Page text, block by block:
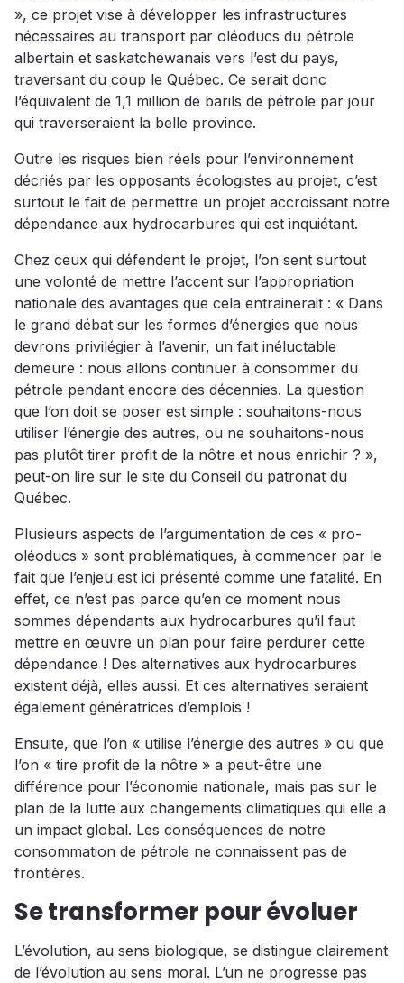
», ce projet vise à développer les infrastructures
nécessaires au transport par oléoducs du pétrole
albertain et saskatchewanais vers l’est du pays,
traversant du coup le Québec. Ce serait donc
l’équivalent de 1,1 million de barils de pétrole par jour
qui traverseraient la belle province.
Outre les risques bien réels pour l’environnement
décriés par les opposants écologistes au projet, c’est
surtout le fait de permettre un projet accroissant notre
dépendance aux hydrocarbures qui est inquiétant.
Chez ceux qui défendent le projet, l’on sent surtout
une volonté de mettre l’accent sur l’appropriation
nationale des avantages que cela entrainerait : « Dans
le grand débat sur les formes d’énergies que nous
devrons privilégier à l’avenir, un fait inéluctable
demeure : nous allons continuer à consommer du
pétrole pendant encore des décennies. La question
que l’on doit se poser est simple : souhaitons-nous
utiliser l’énergie des autres, ou ne souhaitons-nous
pas plutôt tirer profit de la nôtre et nous enrichir ? »,
peut-on lire sur le site du Conseil du patronat du
Québec.
Plusieurs aspects de l’argumentation de ces « pro-
oléoducs » sont problématiques, à commencer par le
fait que l’enjeu est ici présenté comme une fatalité. En
effet, ce n’est pas parce qu’en ce moment nous
sommes dépendants aux hydrocarbures qu’il faut
mettre en œuvre un plan pour faire perdurer cette
dépendance ! Des alternatives aux hydrocarbures
existent déjà, elles aussi. Et ces alternatives seraient
également génératrices d’emplois !
Ensuite, que l’on « utilise l’énergie des autres » ou que
l’on « tire profit de la nôtre » a peut-être une
différence pour l’économie nationale, mais pas sur le
plan de la lutte aux changements climatiques qui elle a
un impact global. Les conséquences de notre
consommation de pétrole ne connaissent pas de
frontières.
Se transformer pour évoluer
L’évolution, au sens biologique, se distingue clairement
de l’évolution au sens moral. L’un ne progresse pas